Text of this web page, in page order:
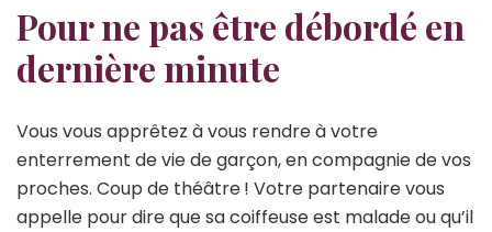
Pour ne pas être débordé en
dernière minute
Vous vous apprêtez à vous rendre à votre
enterrement de vie de garçon, en compagnie de vos
proches. Coup de théâtre ! Votre partenaire vous
appelle pour dire que sa coiffeuse est malade ou qu’il